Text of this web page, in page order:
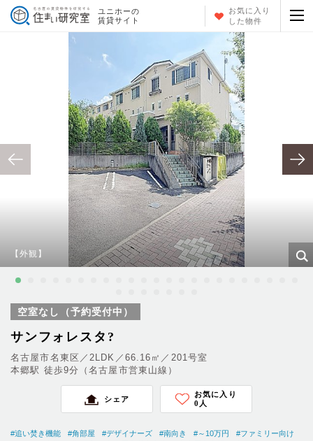
ユニホーの
賃貸サイト
お気に入り
した物件
【外観】
空室なし（予約受付中）
サンフォレスタ?
名古屋市名東区／2LDK／66.16㎡／201号室
本郷駅 徒歩9分（名古屋市営東山線）
シェア
お気に入り
0 人
#追い焚き機能 #角部屋 #デザイナーズ #南向き #～10万円
#ファミリー向け